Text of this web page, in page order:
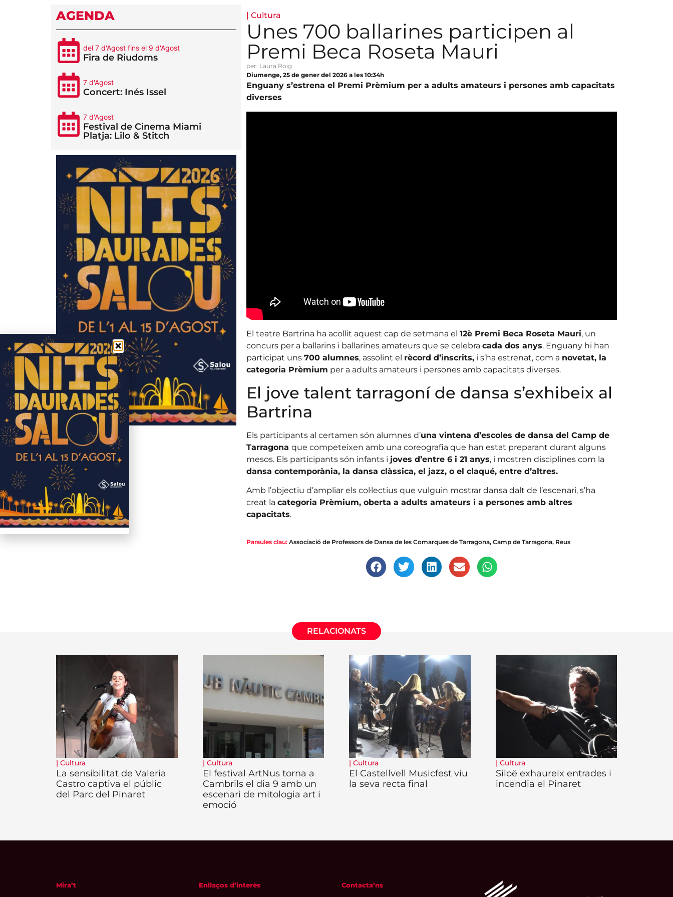
AGENDA
del 7 d'Agost fins el 9 d'Agost
Fira de Riudoms
7 d'Agost
Concert: Inés Issel
7 d'Agost
Festival de Cinema Miami
Platja: Lilo & Stitch
| Cultura
Unes 700 ballarines participen al
Premi Beca Roseta Mauri
per: Laura Roig
Diumenge, 25 de gener del 2026 a les 10:34h
Enguany s’estrena el Premi Prèmium per a adults amateurs i persones amb capacitats
diverses
El teatre Bartrina ha acollit aquest cap de setmana el 12è Premi Beca Roseta Mauri, un
concurs per a ballarins i ballarines amateurs que se celebra cada dos anys. Enguany hi han
participat uns 700 alumnes, assolint el rècord d’inscrits,i s’ha estrenat, com a novetat, la
categoria Prèmium per a adults amateurs i persones amb capacitats diverses.
El jove talent tarragoní de dansa s’exhibeix al
Bartrina
Els participants al certamen són alumnes d’una vintena d’escoles de dansa del Camp de
Tarragona que competeixen amb una coreografia que han estat preparant durant alguns
mesos. Els participants són infants i joves d’entre 6 i 21 anys, i mostren disciplines com la
dansa contemporània, la dansa clàssica, el jazz, o el claqué, entre d’altres.
Amb l’objectiu d’ampliar els col·lectius que vulguin mostrar dansa dalt de l’escenari, s’ha
creat la categoria Prèmium, oberta a adults amateurs i a persones amb altres
capacitats.
Paraules clau: Associació de Professors de Dansa de les Comarques de Tarragona, Camp de Tarragona, Reus
RELACIONATS
| Cultura
La sensibilitat de Valeria
Castro captiva el públic
del Parc del Pinaret
| Cultura
El festival ArtNus torna a
Cambrils el dia 9 amb un
escenari de mitologia art i
emoció
| Cultura
El Castellvell Musicfest viu
la seva recta final
| Cultura
Siloë exhaureix entrades i
incendia el Pinaret
Mira’t Enllaços d’interès Contacta’ns